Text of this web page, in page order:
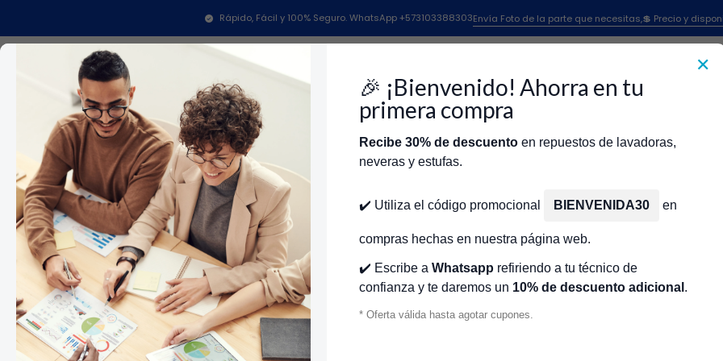
✕
🎉 ¡Bienvenido! Ahorra en tu
primera compra
Recibe 30% de descuento en repuestos de lavadoras,
neveras y estufas.
✔️ Utiliza el código promocional BIENVENIDA30 en
compras hechas en nuestra página web.
✔️ Escribe a Whatsapp refiriendo a tu técnico de
confianza y te daremos un 10% de descuento adicional .
* Oferta válida hasta agotar cupones.
Categorías
Rápido, Fácil y 100% Seguro. WhatsApp +573103388303Envía Foto de la parte que necesitas,💲 Precio y
Inicio DIAFRAGMA TFAL MAGICLEAN T-FAL CR451119
DIAFRAGMA
CR451119
Agregar a la lista de
🔥
Mostrar stock de